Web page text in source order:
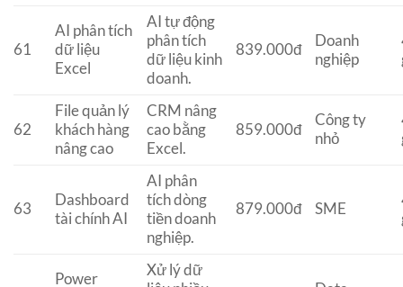
61
AI phân tích
dữ liệu
Excel
AI tự động
phân tích
dữ liệu kinh
doanh.
839.000đ
Doanh
nghiệp
62
File quản lý
khách hàng
nâng cao
CRM nâng
cao bằng
Excel.
859.000đ
Công ty
nhỏ
63
Dashboard
tài chính AI
AI phân
tích dòng
tiền doanh
nghiệp.
879.000đ SME
Power
Xử lý dữ